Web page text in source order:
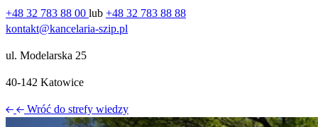
+48 32 783 88 00 lub +48 32 783 88 88
kontakt@kancelaria-szip.pl
ul. Modelarska 25
40‑142 Katowice
Wróć do strefy wiedzy